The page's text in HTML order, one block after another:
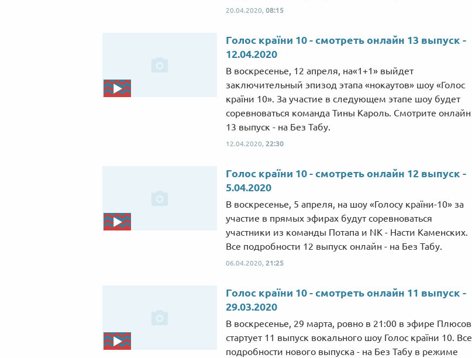
20.04.2020, 08:15
Голос країни 10 - смотреть онлайн 13 выпуск -
12.04.2020
В воскресенье, 12 апреля, на«1+1» выйдет
заключительный эпизод этапа «нокаутов» шоу «Голос
країни 10». За участие в следующем этапе шоу будет
соревноваться команда Тины Кароль. Смотрите онлайн
13 выпуск - на Без Табу.
12.04.2020, 22:30
Голос країни 10 - смотреть онлайн 12 выпуск -
5.04.2020
В воскресенье, 5 апреля, на шоу «Голосу країни-10» за
участие в прямых эфирах будут соревноваться
участники из команды Потапа и NK - Насти Каменских.
Все подробности 12 выпуск онлайн - на Без Табу.
06.04.2020, 21:25
Голос країни 10 - смотреть онлайн 11 выпуск -
29.03.2020
В воскресенье, 29 марта, ровно в 21:00 в эфире Плюсов
стартует 11 выпуск вокального шоу Голос країни 10. Все
подробности нового выпуска - на Без Табу в режиме